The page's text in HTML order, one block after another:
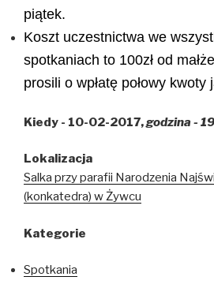
piątek.
Koszt uczestnictwa we
spotkaniach to 100zł od
prosili o wpłatę połowy kwoty
Kiedy - 10-02-2017,godzina -
Lokalizacja
Salka przy parafii Narodzenia
(konkatedra) w Żywcu
Kategorie
Spotkania